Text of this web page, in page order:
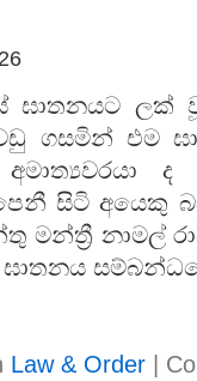
ඝාතනයට ලක්
ගසමින් එම
සිටි අයෙකු
මන්ත්‍රී නාමල්
ඝාතනය
Law & Order|